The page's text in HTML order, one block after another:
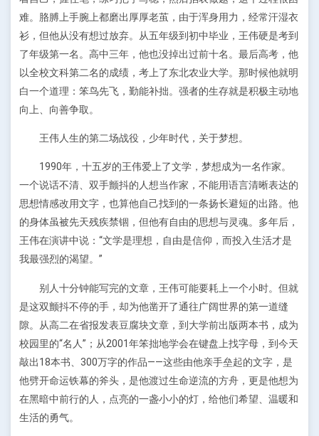
难。胳膊上手腕上都磨出厚厚老茧，由于浑身用力，经常汗湿衣
衫，但他从没有想过放弃。从五年级到初中毕业，王伟硬是考到
了年级第一名。高中三年，他也没掉出过前十名。最后高考，他
以全校文科第二名的成绩，考上了东北农业大学。那时候他就明
白一个道理：笨鸟先飞，勤能补拙。强者的生存就是积极主动地
向上、向善争取。
王伟人生的第二场战役，少年时代，关于梦想。
1990年，十五岁的王伟爱上了文学，梦想成为一名作家。
一个说话不清、双手颤抖的人想当作家，不能用语言清晰表达的
思想情感改用文字，也算他自己找到的一条扬长避短的出路。他
的身体虽被先天残疾禁锢，但他有自由的思想与灵魂。多年后，
王伟在演讲中说：“文学是理想，自由是信仰，而投入生活才是
我最强烈的渴望。”
别人十分钟能写完的文章，王伟可能要耗上一个小时。但就
是这双颤抖不停的手，却为他凿开了通往广阔世界的第一道缝
隙。从高二在省报发表豆腐块文章，到大学前出版两本书，成为
校园里的“名人”；从2001年笨拙地学会在键盘上找字母，到今天
敲出18本书、300万字的作品——这些由他亲手垒起的文字，是
他劈开命运铁幕的斧头，是他渡过生命逆流的方舟，更是他想为
在黑暗中前行的人，点亮的一盏小小的灯，给他们希望、温暖和
生活的勇气。